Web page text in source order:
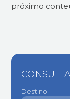
próximo
Destino